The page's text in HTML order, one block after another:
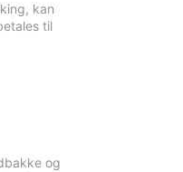
kan
til
og